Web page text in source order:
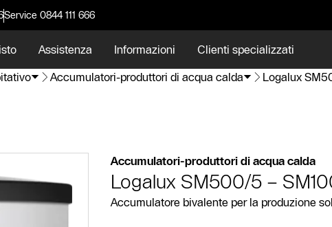
Service 0844 111 666
Assistenza Informazioni Clienti specializzati
Accumulatori-produttori di acqua calda Logalux
Accumulatori-produttori di acqua calda
Logalux SM500/5 –
Accumulatore bivalente per la produzione